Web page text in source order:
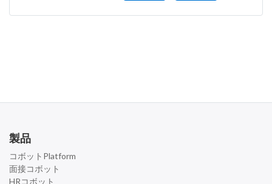
製品
コボットPlatform
面接コボット
HRコボット